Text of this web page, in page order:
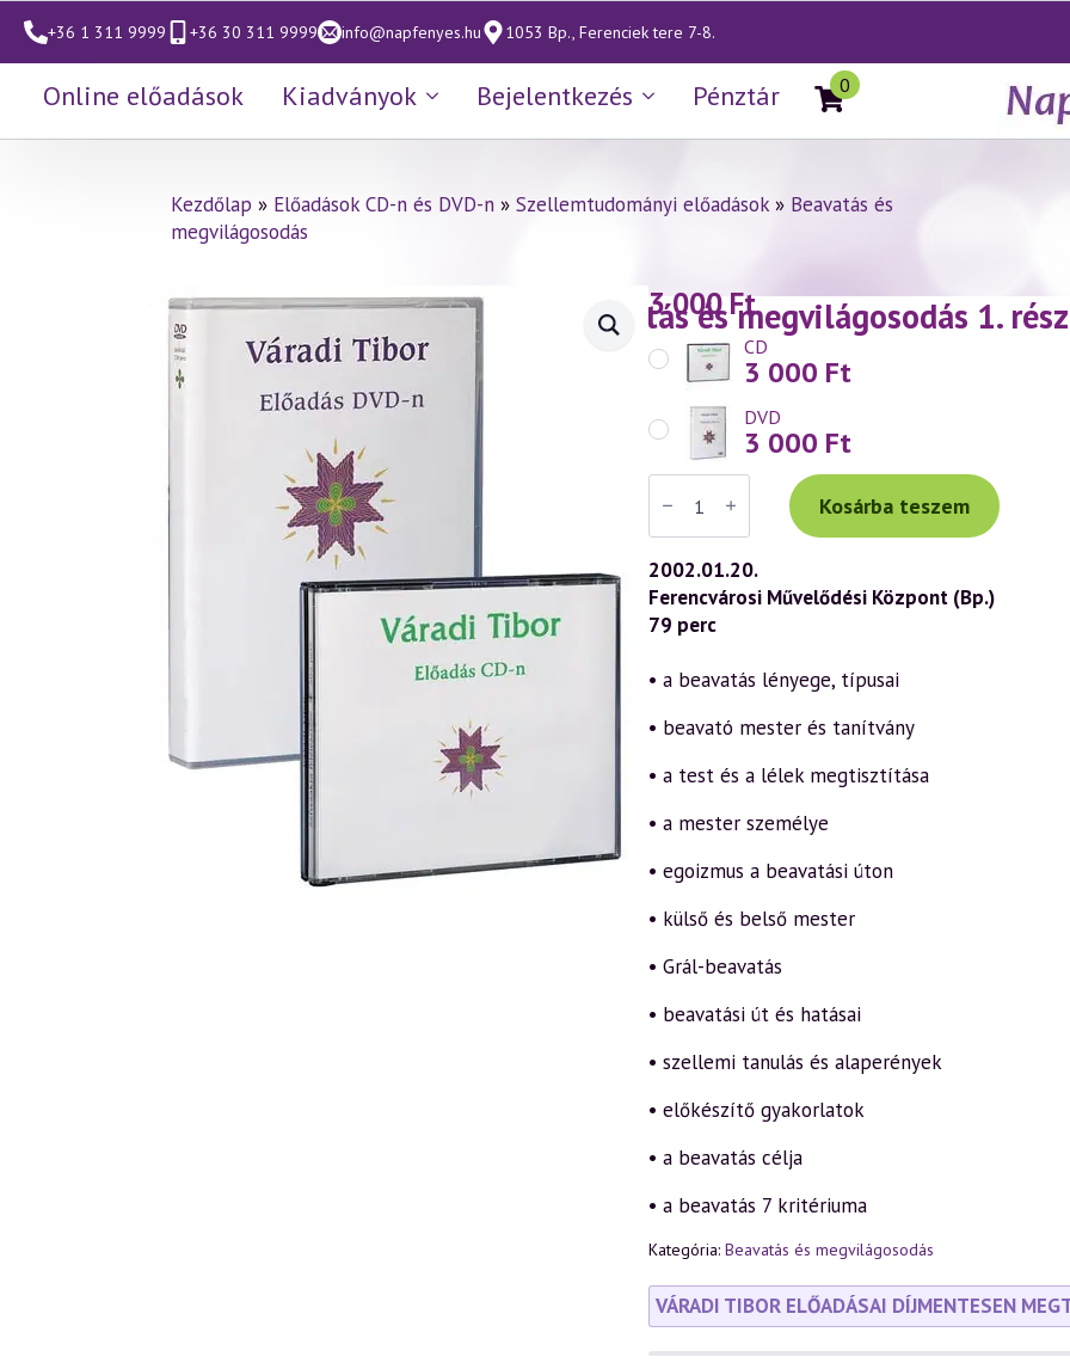
+36 1 311 9999 +36 30 311 9999 info@napfenyes.hu 1053 Bp., Ferenciek tere 7-8.
Online előadások Kiadványok Bejelentkezés Pénztár 0
Kezdőlap » Előadások CD-n és DVD-n » Szellemtudományi előadások» Beavatás és
megvilágosodás
Váradi Tibor előadás (228) — Beavatás és megvilágosodás 1. rész
3 000Ft
CD
3 000 Ft
DVD
3 000 Ft
Váradi
Tibor
előadás
(228)
—
Beavatás
és
megvilágosodás
1.
(2002.01.20.)
mennyiség
Kosárba teszem
2002.01.20.
Ferencvárosi Művelődési Központ (Bp.)
79 perc
• a beavatás lényege, típusai
• beavató mester és tanítvány
• a test és a lélek megtisztítása
• a mester személye
• egoizmus a beavatási úton
• külső és belső mester
• Grál-beavatás
• beavatási út és hatásai
• szellemi tanulás és alaperények
• előkészítő gyakorlatok
• a beavatás célja
• a beavatás 7 kritériuma
Kategória: Beavatás és megvilágosodás
VÁRADI TIBOR ELŐADÁSAI DÍJMENTESEN